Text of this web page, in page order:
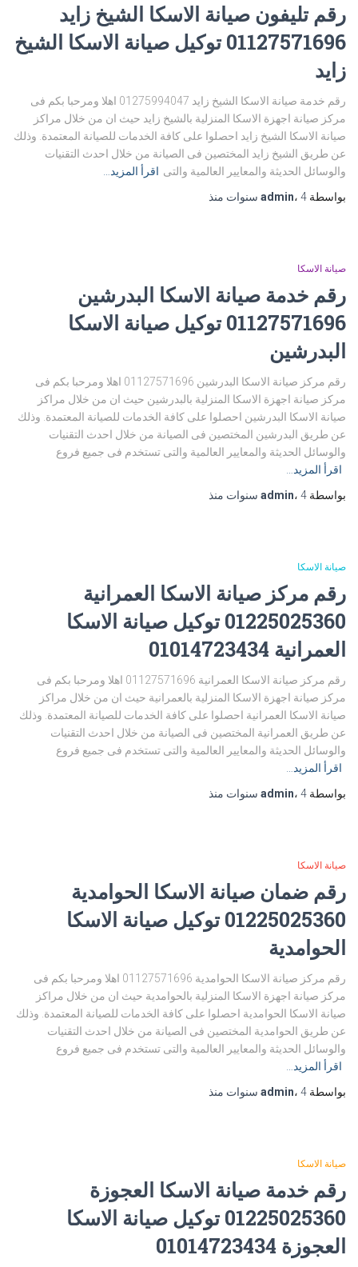
رقم تليفون صيانة الاسكا الشيخ زايد
01127571696 توكيل صيانة الاسكا الشيخ
زايد
رقم خدمة صيانة الاسكا الشيخ زايد 01275994047 اهلا ومرحبا بكم فى
مركز صيانة اجهزة الاسكا المنزلية بالشيخ زايد حيث ان من خلال مراكز
صيانة الاسكا الشيخ زايد احصلوا على كافة الخدمات للصيانة المعتمدة. وذلك
عن طريق الشيخ زايد المختصين فى الصيانة من خلال احدث التقنيات
والوسائل الحديثة والمعايير العالمية والتى اقرأ المزيد…
بواسطة
admin، 4 سنوات منذ
صيانة الاسكا
رقم خدمة صيانة الاسكا البدرشين
01127571696 توكيل صيانة الاسكا
البدرشين
رقم مركز صيانة الاسكا البدرشين 01127571696 اهلا ومرحبا بكم فى
مركز صيانة اجهزة الاسكا المنزلية بالبدرشين حيث ان من خلال مراكز
صيانة الاسكا البدرشين احصلوا على كافة الخدمات للصيانة المعتمدة. وذلك
عن طريق البدرشين المختصين فى الصيانة من خلال احدث التقنيات
والوسائل الحديثة والمعايير العالمية والتى تستخدم فى جميع فروع
اقرأ المزيد…
بواسطة
admin، 4 سنوات منذ
صيانة الاسكا
رقم مركز صيانة الاسكا العمرانية
01225025360 توكيل صيانة الاسكا
العمرانية 01014723434
رقم مركز صيانة الاسكا العمرانية 01127571696 اهلا ومرحبا بكم فى
مركز صيانة اجهزة الاسكا المنزلية بالعمرانية حيث ان من خلال مراكز
صيانة الاسكا العمرانية احصلوا على كافة الخدمات للصيانة المعتمدة. وذلك
عن طريق العمرانية المختصين فى الصيانة من خلال احدث التقنيات
والوسائل الحديثة والمعايير العالمية والتى تستخدم فى جميع فروع
اقرأ المزيد…
بواسطة
admin، 4 سنوات منذ
صيانة الاسكا
رقم ضمان صيانة الاسكا الحوامدية
01225025360 توكيل صيانة الاسكا
الحوامدية
رقم مركز صيانة الاسكا الحوامدية 01127571696 اهلا ومرحبا بكم فى
مركز صيانة اجهزة الاسكا المنزلية بالحوامدية حيث ان من خلال مراكز
صيانة الاسكا الحوامدية احصلوا على كافة الخدمات للصيانة المعتمدة. وذلك
عن طريق الحوامدية المختصين فى الصيانة من خلال احدث التقنيات
والوسائل الحديثة والمعايير العالمية والتى تستخدم فى جميع فروع
اقرأ المزيد…
بواسطة
admin، 4 سنوات منذ
صيانة الاسكا
رقم خدمة صيانة الاسكا العجوزة
01225025360 توكيل صيانة الاسكا
العجوزة 01014723434